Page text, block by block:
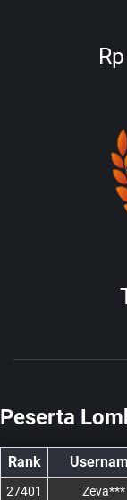
Peserta
Rank
27401 Zeva***